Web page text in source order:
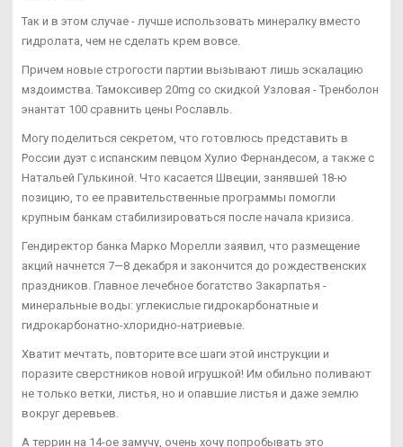
Так и в этом случае - лучше использовать минералку вместо
гидролата, чем не сделать крем вовсе.
Причем новые строгости партии вызывают лишь эскалацию
мздоимства. Тамоксивер 20mg со скидкой Узловая - Тренболон
энантат 100 сравнить цены Рославль.
Могу поделиться секретом, что готовлюсь представить в
России дуэт с испанским певцом Хулио Фернандесом, а также с
Натальей Гулькиной. Что касается Швеции, занявшей 18-ю
позицию, то ее правительственные программы помогли
крупным банкам стабилизироваться после начала кризиса.
Гендиректор банка Марко Морелли заявил, что размещение
акций начнется 7—8 декабря и закончится до рождественских
праздников. Главное лечебное богатство Закарпатья -
минеральные воды: углекислые гидрокарбонатные и
гидрокарбонатно-хлоридно-натриевые.
Хватит мечтать, повторите все шаги этой инструкции и
поразите сверстников новой игрушкой! Им обильно поливают
не только ветки, листья, но и опавшие листья и даже землю
вокруг деревьев.
А террин на 14-ое замучу, очень хочу попробывать это